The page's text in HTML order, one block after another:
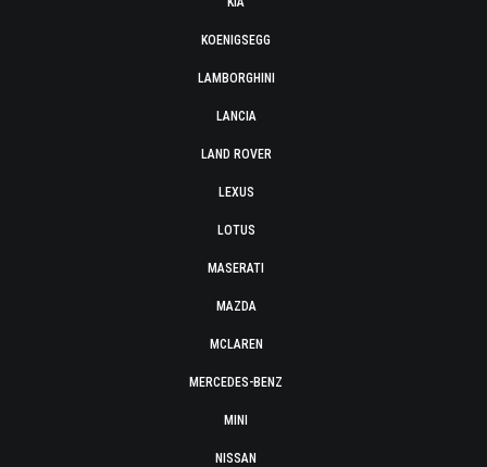
KOENIGSEGG
LAMBORGHINI
LANCIA
LAND ROVER
LEXUS
LOTUS
MASERATI
MAZDA
MCLAREN
MERCEDES-BENZ
MINI
NISSAN